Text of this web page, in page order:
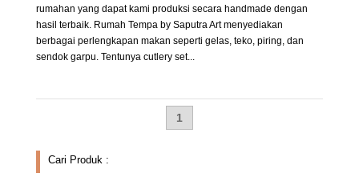
rumahan yang dapat kami produksi secara handmade dengan
hasil terbaik. Rumah Tempa by Saputra Art menyediakan
berbagai perlengkapan makan seperti gelas, teko, piring, dan
sendok garpu. Tentunya cutlery set...
1
Cari Produk :